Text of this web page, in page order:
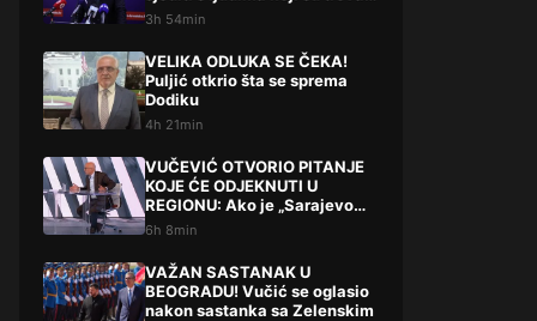
Liku“
3h 54min
VELIKA ODLUKA SE ČEKA!
Puljić otkrio šta se sprema
Dodiku
4h 21min
VUČEVIĆ OTVORIO PITANJE
KOJE ĆE ODJEKNUTI U
REGIONU: Ako je „Sarajevo
safari“ afera, zašto Vučića
6h 8min
VAŽAN SASTANAK U
BEOGRADU! Vučić se oglasio
nakon sastanka sa Zelenskim